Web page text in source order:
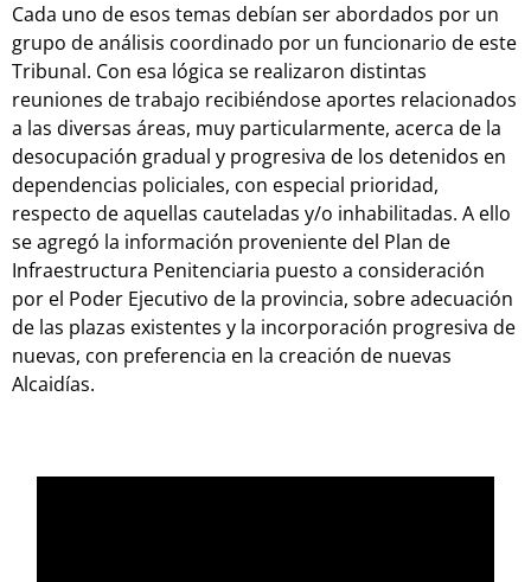
Cada uno de esos temas debían ser abordados por un
grupo de análisis coordinado por un funcionario de este
Tribunal. Con esa lógica se realizaron distintas
reuniones de trabajo recibiéndose aportes relacionados
a las diversas áreas, muy particularmente, acerca de la
desocupación gradual y progresiva de los detenidos en
dependencias policiales, con especial prioridad,
respecto de aquellas cauteladas y/o inhabilitadas. A ello
se agregó la información proveniente del Plan de
Infraestructura Penitenciaria puesto a consideración
por el Poder Ejecutivo de la provincia, sobre adecuación
de las plazas existentes y la incorporación progresiva de
nuevas, con preferencia en la creación de nuevas
Alcaidías.